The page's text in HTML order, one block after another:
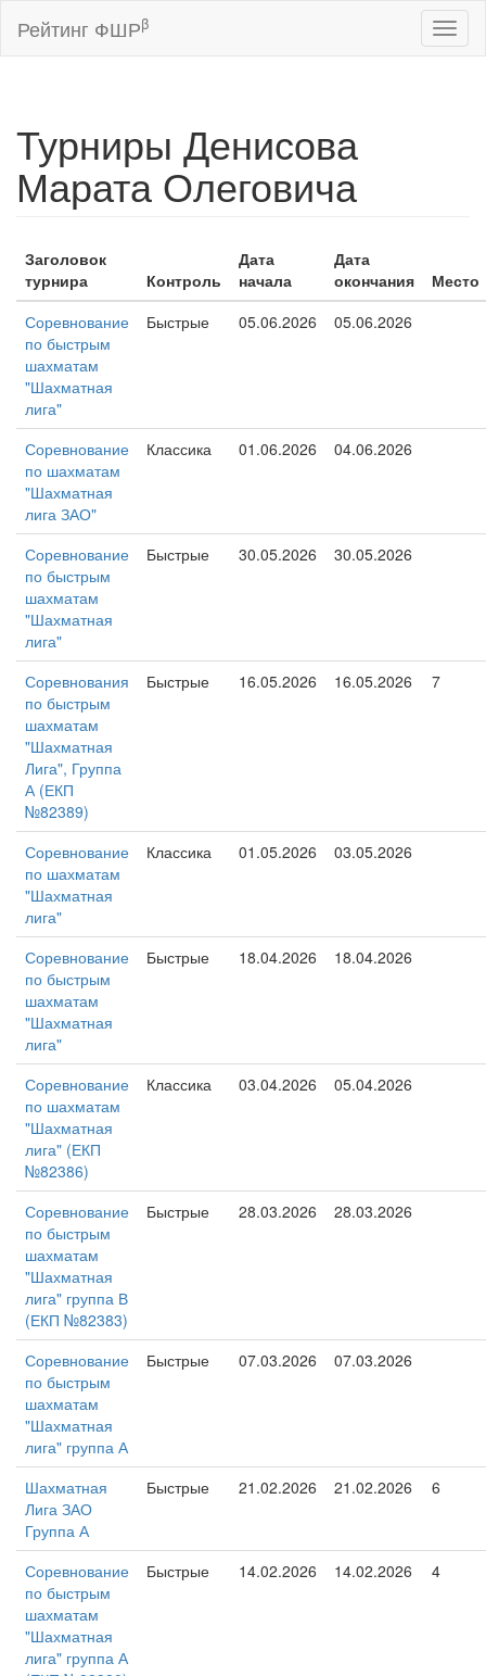
Рейтинг ФШРβ
Турниры Денисова
Марата Олеговича
Заголовок
турнира
Контроль
Дата
начала
Дата
окончания
Место
Соревнование
по быстрым
шахматам
"Шахматная
лига"
Быстрые 05.06.2026 05.06.2026
Соревнование
по шахматам
"Шахматная
лига ЗАО"
Классика 01.06.2026 04.06.2026
Соревнование
по быстрым
шахматам
"Шахматная
лига"
Быстрые 30.05.2026 30.05.2026
Соревнования
по быстрым
шахматам
"Шахматная
Лига", Группа
А (ЕКП
№82389)
Быстрые 16.05.2026 16.05.2026 7
Соревнование
по шахматам
"Шахматная
лига"
Классика 01.05.2026 03.05.2026
Соревнование
по быстрым
шахматам
"Шахматная
лига"
Быстрые 18.04.2026 18.04.2026
Соревнование
по шахматам
"Шахматная
лига" (ЕКП
№82386)
Классика 03.04.2026 05.04.2026
Соревнование
по быстрым
шахматам
"Шахматная
лига" группа В
(ЕКП №82383)
Быстрые 28.03.2026 28.03.2026
Соревнование
по быстрым
шахматам
"Шахматная
лига" группа А
Быстрые 07.03.2026 07.03.2026
Шахматная
Лига ЗАО
Группа А
Быстрые 21.02.2026 21.02.2026 6
Соревнование
по быстрым
шахматам
"Шахматная
лига" группа А
Быстрые 14.02.2026 14.02.2026 4